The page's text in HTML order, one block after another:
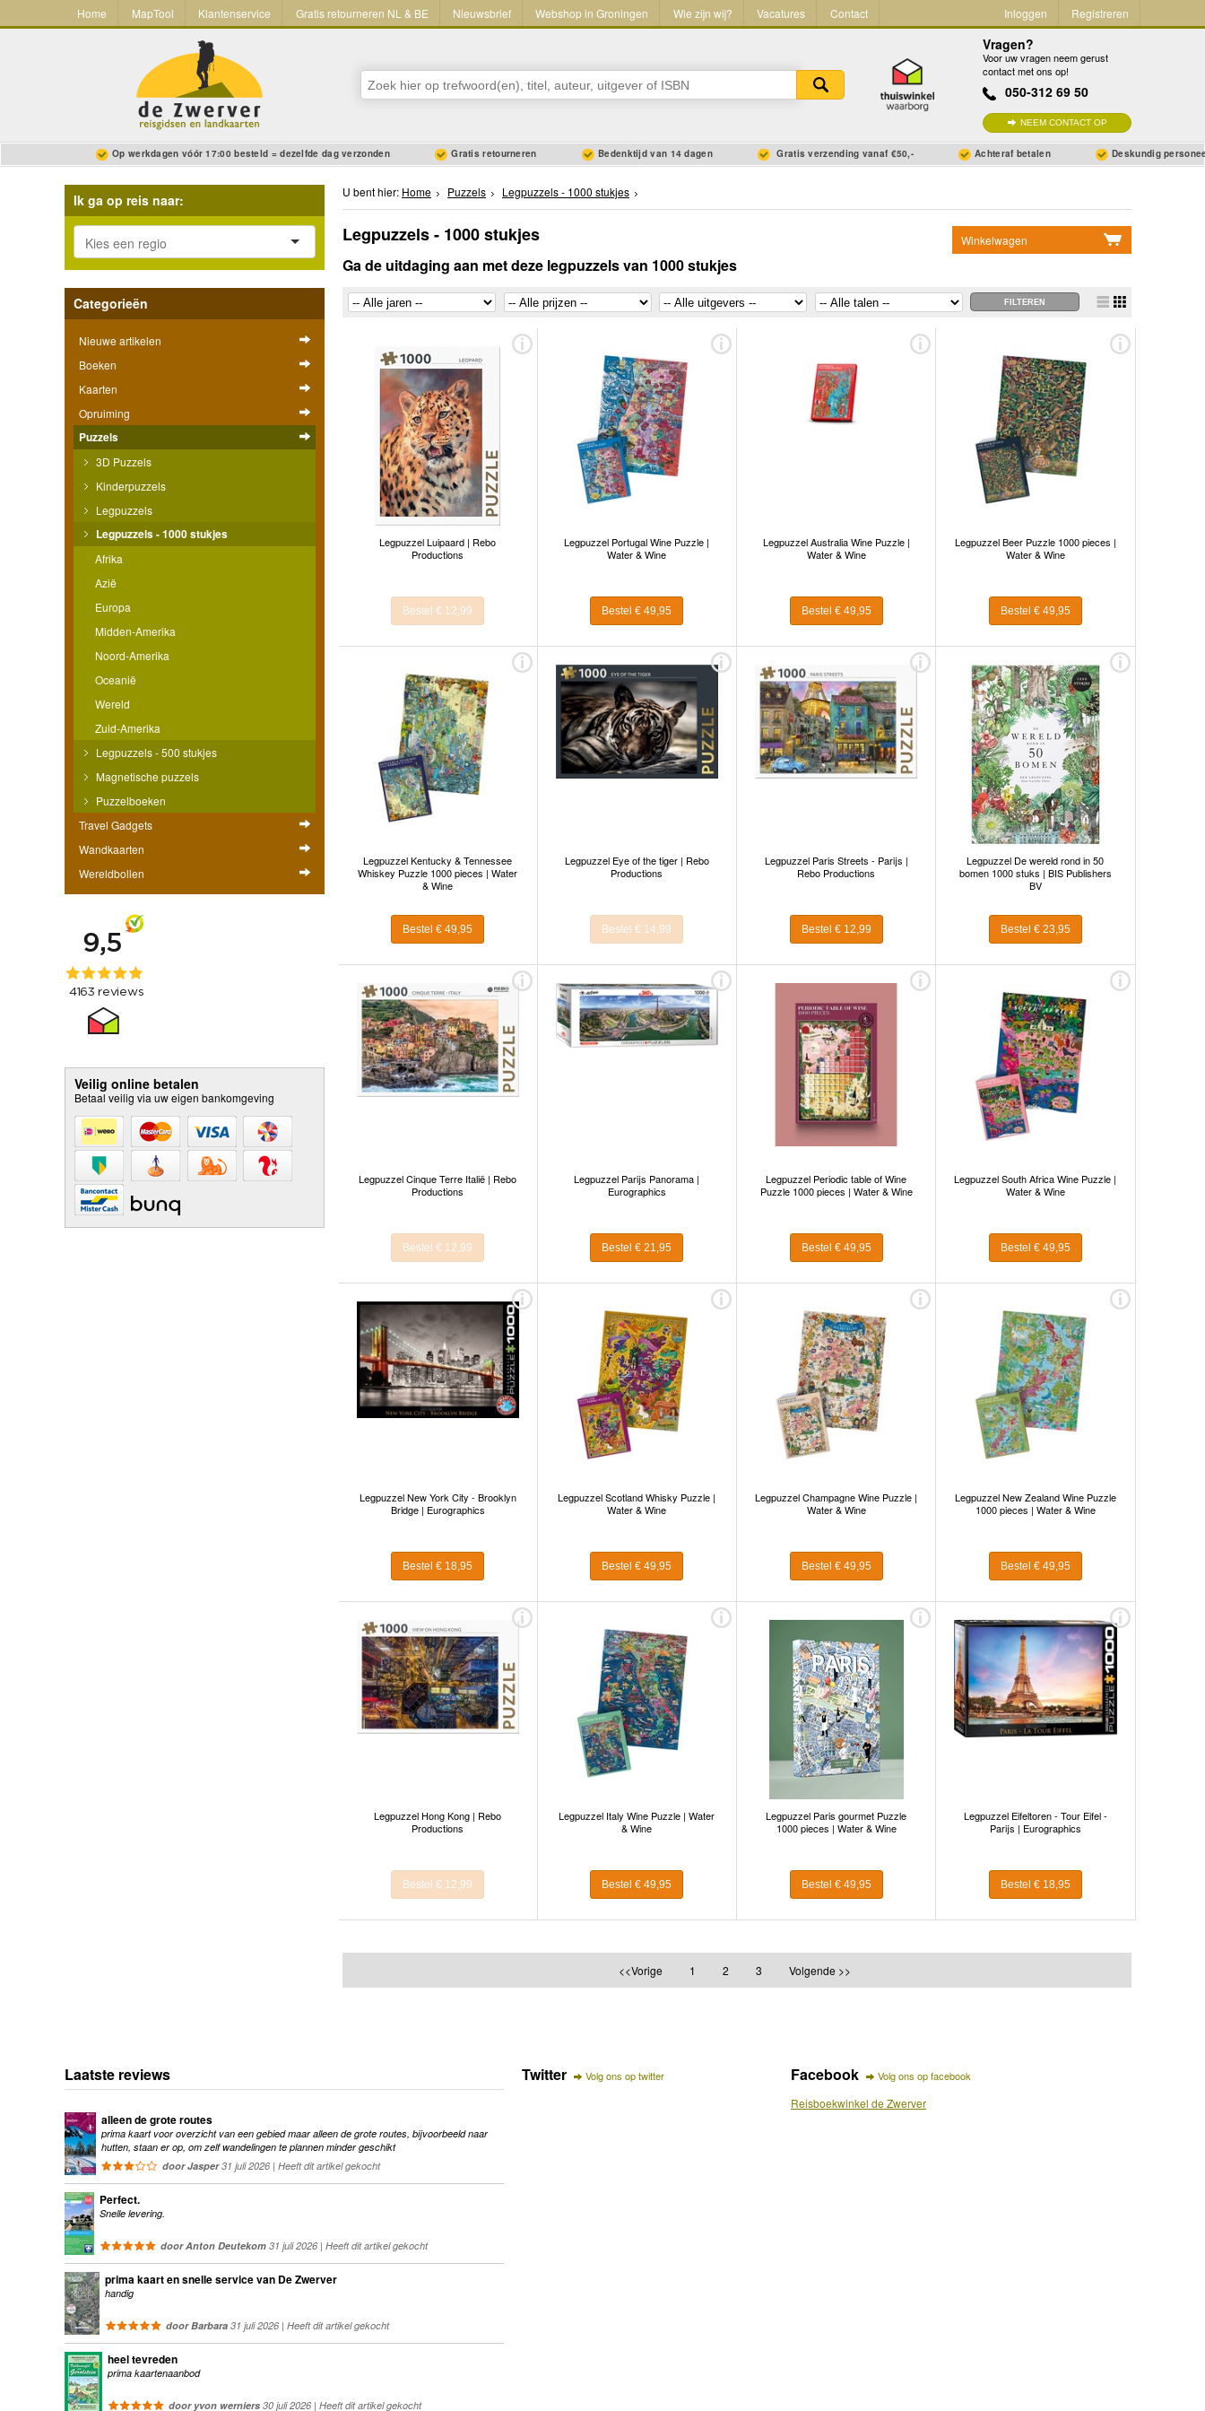
Home MapTool Klantenservice Gratis retourneren NL & BE Nieuwsbrief Webshop in Groningen Wie zijn wij? Vacatures Contact Inloggen Registreren
Vragen?
Voor uw vragen neem gerust
contact met ons op!
050-312 69 50
NEEM CONTACT OP
Op werkdagen vóór 17:00 besteld = dezelfde dag verzonden Gratis retourneren Bedenktijd van 14 dagen Gratis verzending vanaf €50,- Achteraf betalen Deskundig
Ik ga op reis naar:
Categorieën
Nieuwe artikelen
Boeken
Kaarten
Opruiming
Puzzels
3D Puzzels
Kinderpuzzels
Legpuzzels
Legpuzzels - 1000 stukjes
Afrika
Azië
Europa
Midden-Amerika
Noord-Amerika
Oceanië
Wereld
Zuid-Amerika
Legpuzzels - 500 stukjes
Magnetische puzzels
Puzzelboeken
Travel Gadgets
Wandkaarten
Wereldbollen
Veilig online betalen
Betaal veilig via uw eigen bankomgeving
U bent hier: Home Puzzels Legpuzzels - 1000 stukjes
Winkelwagen
Ga naar winkelwagen
Legpuzzels - 1000 stukjes
Ga de uitdaging aan met deze legpuzzels van 1000 stukjes
Legpuzzel Luipaard | Rebo
Productions
Bestel € 12,99
Legpuzzel Portugal Wine Puzzle |
Water & Wine
Bestel € 49,95
Legpuzzel Australia Wine Puzzle |
Water & Wine
Bestel € 49,95
Legpuzzel Beer Puzzle 1000 pieces |
Water & Wine
Bestel € 49,95
Legpuzzel Kentucky & Tennessee
Whiskey Puzzle 1000 pieces | Water
& Wine
Bestel € 49,95
Legpuzzel Eye of the tiger | Rebo
Productions
Bestel € 14,99
Legpuzzel Paris Streets - Parijs |
Rebo Productions
Bestel € 12,99
Legpuzzel De wereld rond in 50
bomen 1000 stuks | BIS Publishers
BV
Bestel € 23,95
Legpuzzel Cinque Terre Italië | Rebo
Productions
Bestel € 12,99
Legpuzzel Parijs Panorama |
Eurographics
Bestel € 21,95
Legpuzzel Periodic table of Wine
Puzzle 1000 pieces | Water & Wine
Bestel € 49,95
Legpuzzel South Africa Wine Puzzle |
Water & Wine
Bestel € 49,95
Legpuzzel New York City - Brooklyn
Bridge | Eurographics
Bestel € 18,95
Legpuzzel Scotland Whisky Puzzle |
Water & Wine
Bestel € 49,95
Legpuzzel Champagne Wine Puzzle |
Water & Wine
Bestel € 49,95
Legpuzzel New Zealand Wine Puzzle
1000 pieces | Water & Wine
Bestel € 49,95
Legpuzzel Hong Kong | Rebo
Productions
Bestel € 12,99
Legpuzzel Italy Wine Puzzle | Water
& Wine
Bestel € 49,95
Legpuzzel Paris gourmet Puzzle
1000 pieces | Water & Wine
Bestel € 49,95
Legpuzzel Eifeltoren - Tour Eifel -
Parijs | Eurographics
Bestel € 18,95
<<Vorige 1 2 3 Volgende >>
Laatste reviews
alleen de grote routes
prima kaart voor overzicht van een gebied maar alleen de grote routes, bijvoorbeeld naar
hutten, staan er op, om zelf wandelingen te plannen minder geschikt
door Jasper31 juli 2026 | Heeft dit artikel gekocht
Perfect.
Snelle levering.
door Anton Deutekom 31 juli 2026 | Heeft dit artikel gekocht
prima kaart en snelle service van De Zwerver
handig
door Barbara 31 juli 2026 | Heeft dit artikel gekocht
heel tevreden
prima kaartenaanbod
door yvon werniers 30 juli 2026 | Heeft dit artikel gekocht
Twitter Volg ons op twitter Facebook Volg ons op facebook
Reisboekwinkel de Zwerver